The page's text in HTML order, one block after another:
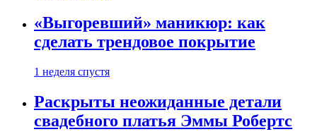
«Выгоревший» маникюр: как
сделать трендовое покрытие
1 неделя спустя
Раскрыты неожиданные детали
свадебного платья Эммы Робертс